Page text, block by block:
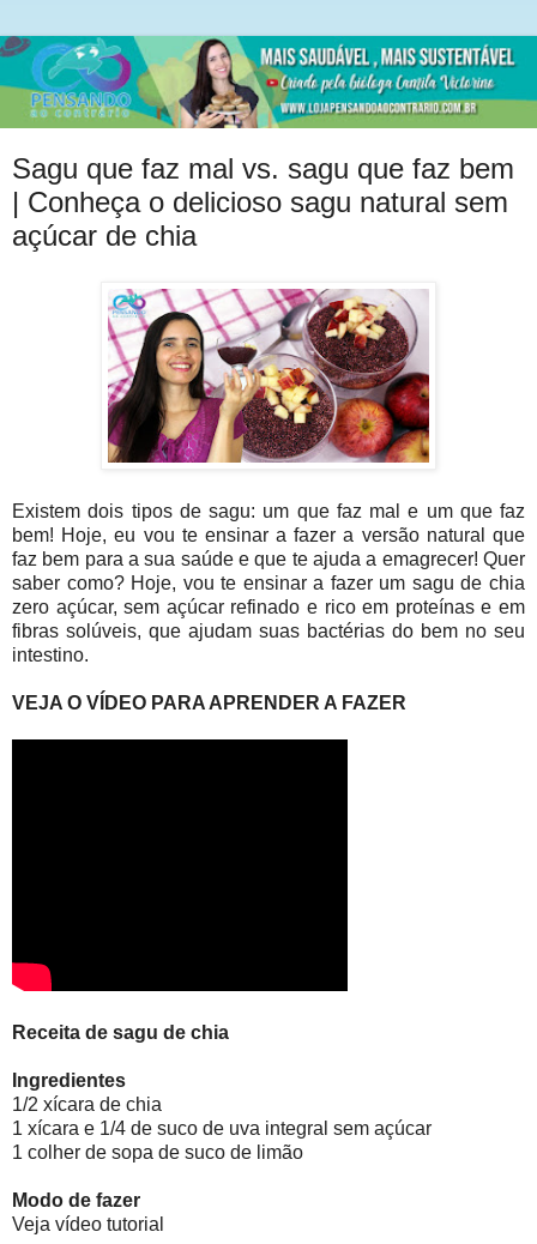
Sagu que faz mal vs. sagu que faz bem
| Conheça o delicioso sagu natural sem
açúcar de chia
Existem dois tipos de sagu: um que faz mal e um que faz
bem! Hoje, eu vou te ensinar a fazer a versão natural que
faz bem para a sua saúde e que te ajuda a emagrecer! Quer
saber como? Hoje, vou te ensinar a fazer um sagu de chia
zero açúcar, sem açúcar refinado e rico em proteínas e em
fibras solúveis, que ajudam suas bactérias do bem no seu
intestino.
VEJA O VÍDEO PARA APRENDER A FAZER
Receita de sagu de chia
Ingredientes
1/2 xícara de chia
1 xícara e 1/4 de suco de uva integral sem açúcar
1 colher de sopa de suco de limão
Modo de fazer
Veja vídeo tutorial